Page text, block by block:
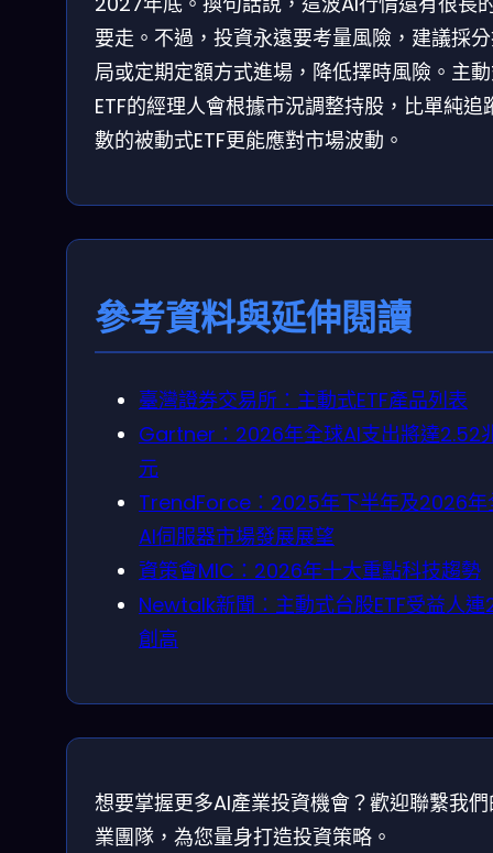
要走。不過，投資永遠要考量風險，建議採
局或定期定額方式進場，降低擇時風險。主
ETF的經理人會根據市況調整持股，比單純追
數的被動式ETF更能應對市場波動。
參考資料與延伸閱讀
臺灣證券交易所：主動式ETF產品列表
Gartner：2026年全球AI支出將達2.52
元
TrendForce：2025年下半年及2026年
AI伺服器市場發展展望
資策會MIC：2026年十大重點科技趨勢
Newtalk新聞：主動式台股ETF受益人連
創高
想要掌握更多AI產業投資機會？歡迎聯繫我
業團隊，為您量身打造投資策略。